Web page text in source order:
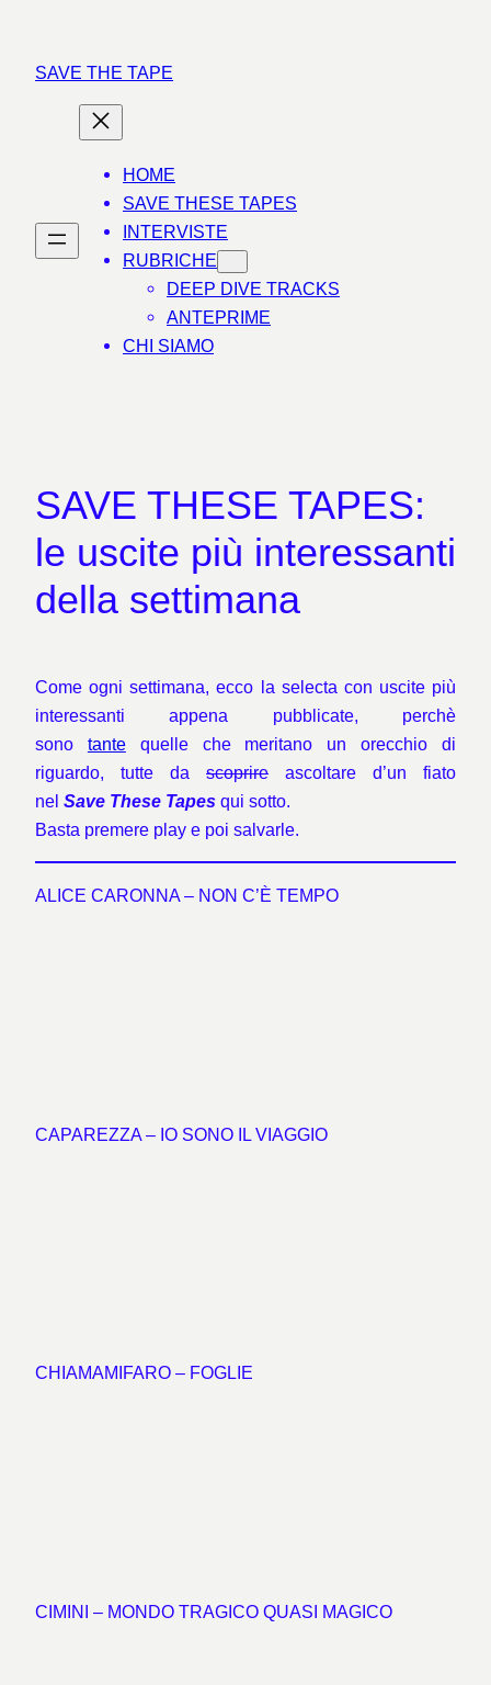
contenuto
SAVE THE TAPE
HOME
SAVE THESE TAPES
INTERVISTE
RUBRICHE
DEEP DIVE TRACKS
ANTEPRIME
CHI SIAMO
SAVE THESE TAPES:
le uscite più interessanti
della settimana
Come ogni settimana, ecco la selecta con uscite più
interessanti appena pubblicate, perchè
sono tantequelle che meritano un orecchio di
riguardo, tutte da scoprire ascoltare d’un fiato
nel Save These Tapes qui sotto.
Basta premere play e poi salvarle.
ALICE CARONNA – NON C’È TEMPO
CAPAREZZA – IO SONO IL VIAGGIO
CHIAMAMIFARO – FOGLIE
CIMINI – MONDO TRAGICO QUASI MAGICO